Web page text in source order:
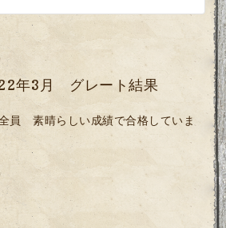
年3月 グレート結果
員 素晴らしい成績で合格していま